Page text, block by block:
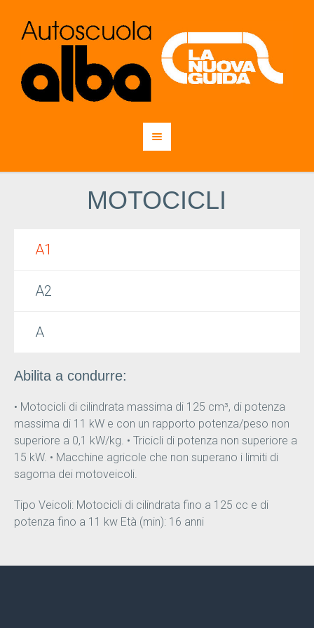
MOTOCICLI
A1
A2
A
Abilita a condurre:
• Motocicli di cilindrata massima di 125 cm³, di potenza
massima di 11 kW e con un rapporto potenza/peso non
superiore a 0,1 kW/kg. • Tricicli di potenza non superiore a
15 kW. • Macchine agricole che non superano i limiti di
sagoma dei motoveicoli.
Tipo Veicoli: Motocicli di cilindrata fino a 125 cc e di
potenza fino a 11 kw Età (min): 16 anni